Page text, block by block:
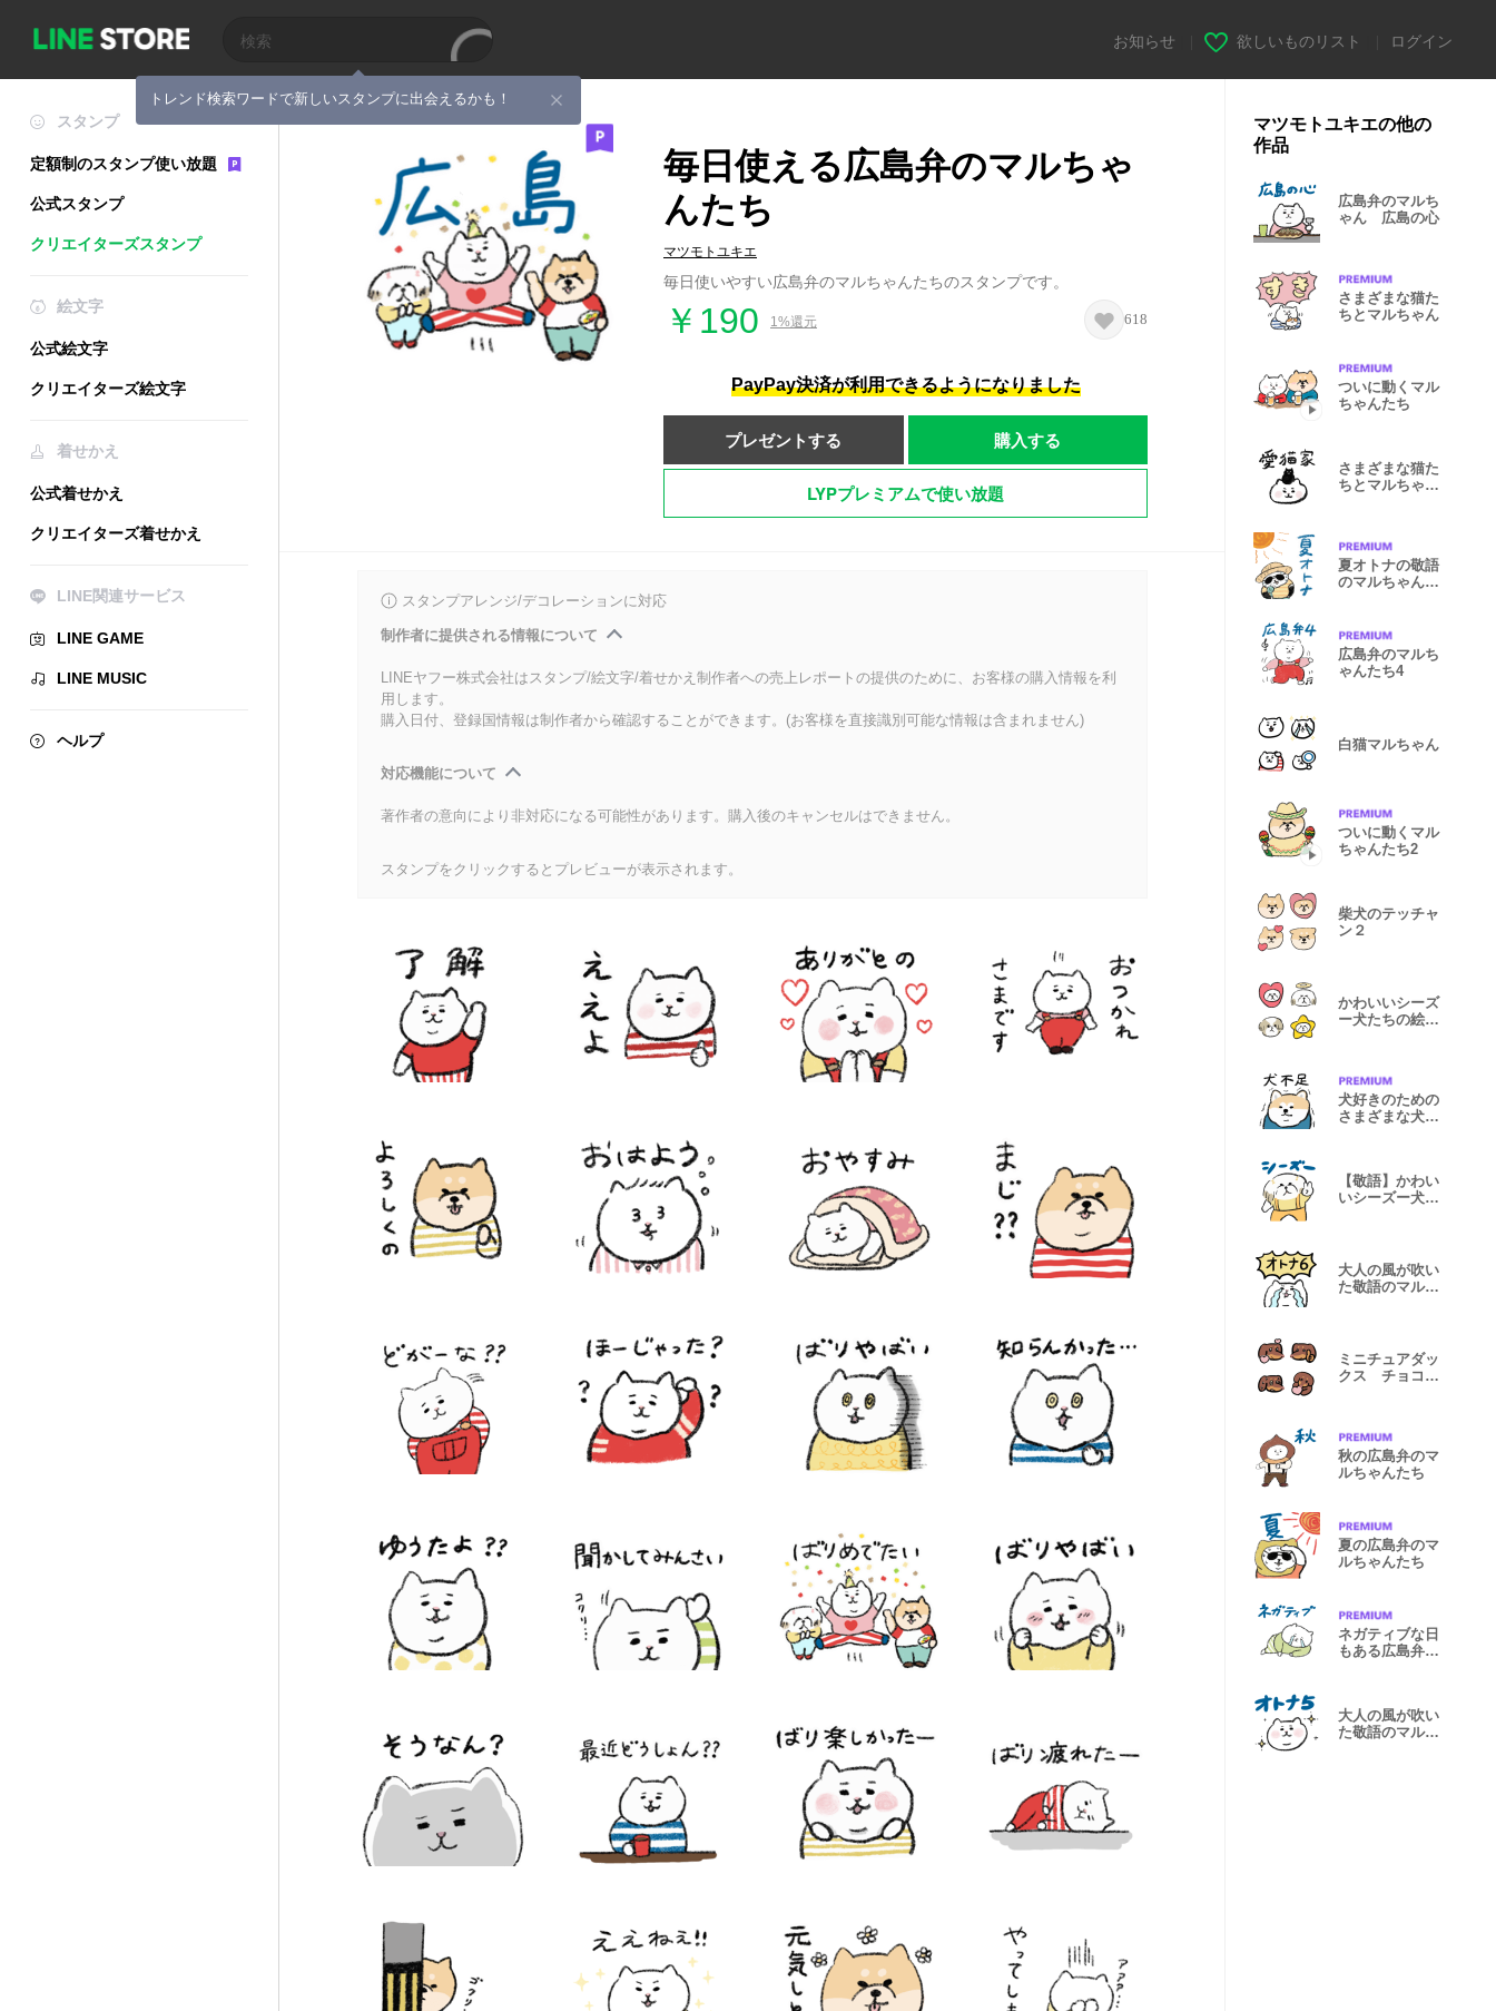
トレンド検索ワードで新しいスタンプに出会えるかも！
お知らせ 欲しいものリスト ログイン
スタンプ
定額制のスタンプ使い放題
公式スタンプ
クリエイターズスタンプ
絵文字
公式絵文字
クリエイターズ絵文字
着せかえ
公式着せかえ
クリエイターズ着せかえ
LINE関連サービス
LINE GAME
LINE MUSIC
ヘルプ
毎日使える広島弁のマルちゃ
んたち
マツモトユキエ
毎日使いやすい広島弁のマルちゃんたちのスタンプです。
￥190 1%還元 618
PayPay決済が利用できるようになりました
プレゼントする 購入する
LYPプレミアムで使い放題
スタンプアレンジ/デコレーションに対応
制作者に提供される情報について
LINEヤフー株式会社はスタンプ/絵文字/着せかえ制作者への売上レポートの提供のために、お客様の購入情報を利
用します。
購入日付、登録国情報は制作者から確認することができます。(お客様を直接識別可能な情報は含まれません)
対応機能について
著作者の意向により非対応になる可能性があります。購入後のキャンセルはできません。
スタンプをクリックするとプレビューが表示されます。
マツモトユキエの他の
作品
広島弁のマルち
ゃん 広島の心
さまざまな猫た
ちとマルちゃん
ついに動くマル
ちゃんたち
さまざまな猫た
ちとマルちゃん
夏オトナの敬語
のマルちゃんた
広島弁のマルち
ゃんたち4
白猫マルちゃん
ついに動くマル
ちゃんたち2
柴犬のテッチャ
ン２
かわいいシーズ
ー犬たちの絵文
犬好きのための
さまざまな犬た
【敬語】かわい
いシーズー犬た
大人の風が吹い
た敬語のマルち
ミニチュアダッ
クス チョコタ
秋の広島弁のマ
ルちゃんたち
夏の広島弁のマ
ルちゃんたち
ネガティブな日
もある広島弁の
大人の風が吹い
た敬語のマルち